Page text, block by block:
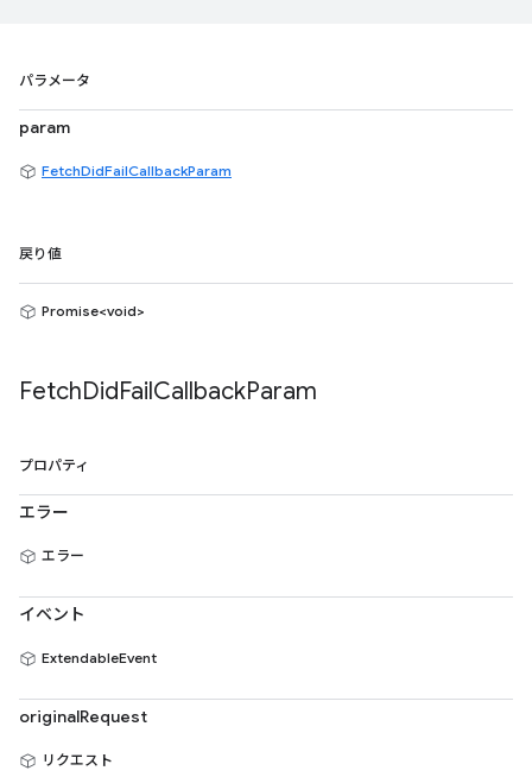
パラメータ
param
FetchDidFailCallbackParam
戻り値
Promise<void>
FetchDidFailCallbackParam
プロパティ
エラー
エラー
イベント
ExtendableEvent
originalRequest
リクエスト